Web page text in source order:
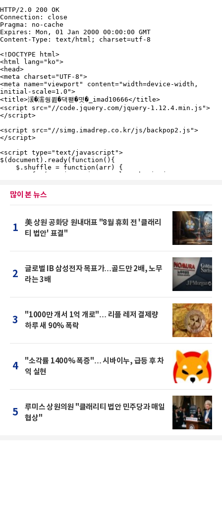
많이 본 뉴스
1
美 상원 공화당 원내대표 "8월 휴회 전 '클래리
티 법안' 표결"
2
글로벌 IB 삼성전자 목표가…골드만 2배, 노무
라는 3배
3
"1000만 개서 1억 개로"… 리플 레저 결제량
하루 새 90% 폭락
4
"소각률 1400% 폭증"… 시바이누, 급등 후 차
익 실현
5
루미스 상원의원 "클래리티 법안 민주당과 매일
협상"